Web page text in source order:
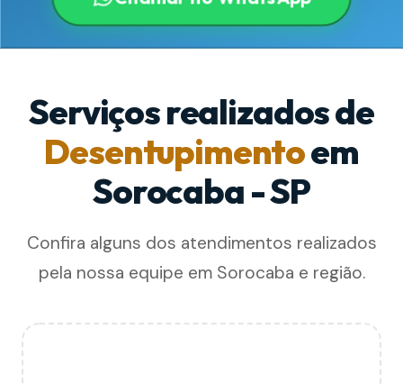
Serviços realizados de
Desentupimentoem
Sorocaba - SP
Confira alguns dos atendimentos realizados
pela nossa equipe em Sorocaba e região.